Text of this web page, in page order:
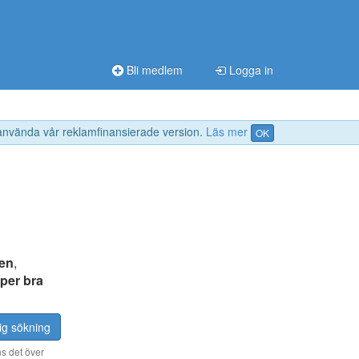
vår reklamfinansierade version. Läs mer OK
Bli medlem Logga in
,
bra
sökning
det över